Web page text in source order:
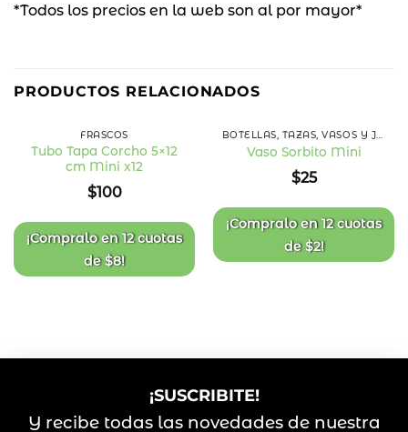
*Todos los precios en la web son al por mayor*
PRODUCTOS RELACIONADOS
FRASCOS
Tubo Tapa Corcho 5×12
cm Mini x12
$100
¡Compralo en12 cuotas
de$8!
de
deseos
BOTELLAS, TAZAS, VASOS Y JARRAS
Vaso Sorbito Mini
$25
¡Compralo en12 cuotas
de$2!
¡SUSCRIBITE!
Y recibe todas las novedades de nuestra